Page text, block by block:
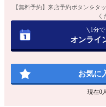
【無料予約】来店予約ボタンをタ
く
1分
オンライ
お気に
現在0